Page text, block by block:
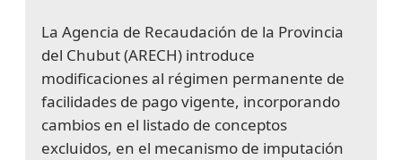
La Agencia de Recaudación de la Provincia
del Chubut (ARECH) introduce
modificaciones al régimen permanente de
facilidades de pago vigente, incorporando
cambios en el listado de conceptos
excluidos, en el mecanismo de imputación